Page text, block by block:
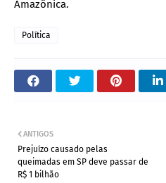
Amazônica.
Política
ANTIGOS
Prejuízo causado pelas
queimadas em SP deve passar de
R$ 1 bilhão